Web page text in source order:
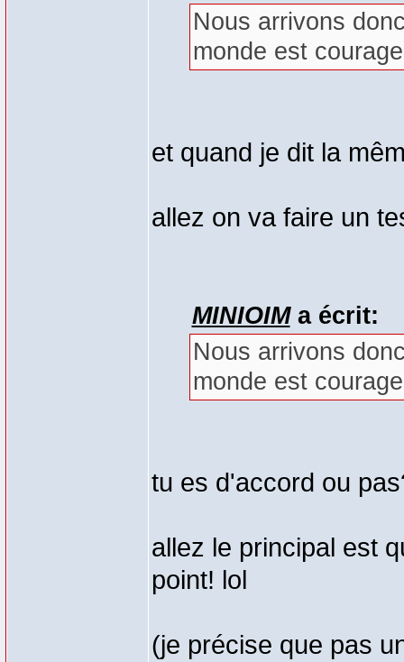
Nous arrivons
monde est
et quand je dit la
allez on va faire un
MINIOIMa écrit:
Nous arrivons
monde est
tu es d'accord ou
allez le principal est
point! lol
(je précise que pas